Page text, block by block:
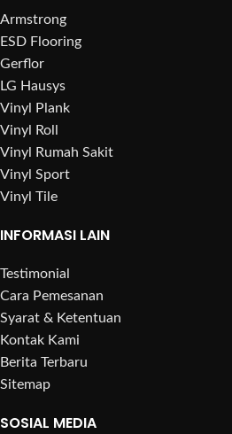
Armstrong
ESD Flooring
Gerflor
LG Hausys
Vinyl Plank
Vinyl Roll
Vinyl Rumah Sakit
Vinyl Sport
Vinyl Tile
INFORMASI LAIN
Testimonial
Cara Pemesanan
Syarat & Ketentuan
Kontak Kami
Berita Terbaru
Sitemap
SOSIAL MEDIA